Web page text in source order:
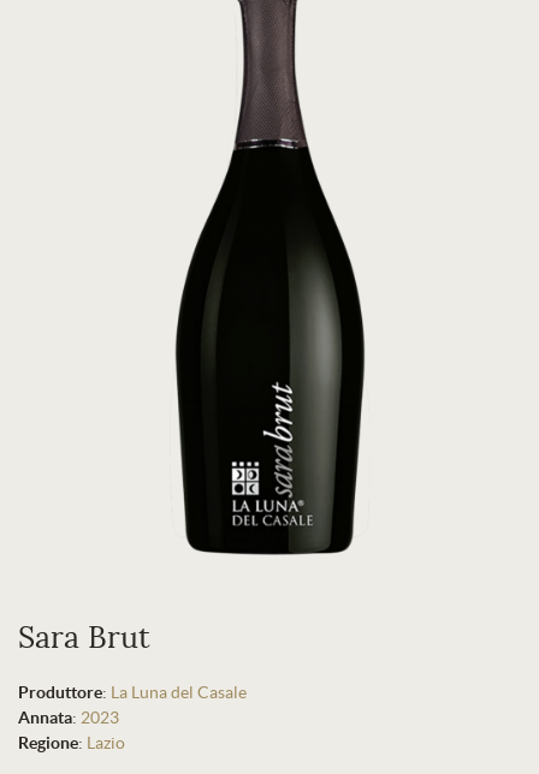
Sara Brut
Produttore: La Luna del Casale
Annata: 2023
Regione: Lazio